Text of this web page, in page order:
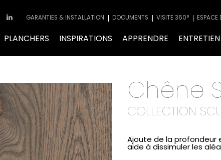
Chêne
COLLECTION
Ajoute de la profondeur
aide à dissimuler les
GARANTIES & INSTALLATION DOCUMENTS VISITE 360° ESPACE
PLANCHERS INSPIRATIONS APPRENDRE ENTRETIEN